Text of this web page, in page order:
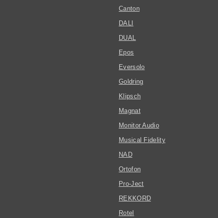
Canton
DALI
DUAL
Epos
Eversolo
Goldring
Klipsch
Magnat
Monitor Audio
Musical Fidelity
NAD
Ortofon
Pro-Ject
REKKORD
Rotel